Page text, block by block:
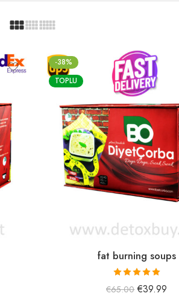
-38%
TOPLU
fat burning soups
5 üzerinden
€65.00 €39.99